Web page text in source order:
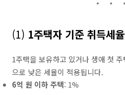
(1) 1주택자 기준 취득세율
1주택을 보유하고 있거나 생애 첫
으로 낮은 세율이 적용됩니다.
6억 원 이하 주택: 1%